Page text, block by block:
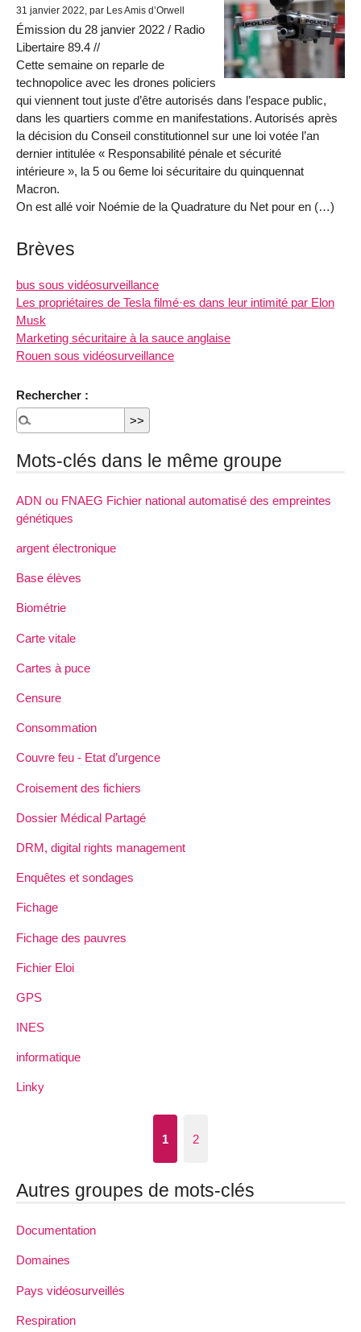
31 janvier 2022, par Les Amis d’Orwell
Émission du 28 janvier 2022 / Radio
Libertaire 89.4 //
Cette semaine on reparle de
technopolice avec les drones policiers
qui viennent tout juste d’être autorisés dans l’espace public,
dans les quartiers comme en manifestations. Autorisés après
la décision du Conseil constitutionnel sur une loi votée l’an
dernier intitulée « Responsabilité pénale et sécurité
intérieure », la 5 ou 6eme loi sécuritaire du quinquennat
Macron.
On est allé voir Noémie de la Quadrature du Net pour en (…)
Brèves
bus sous vidéosurveillance
Les propriétaires de Tesla filmé·es dans leur intimité par Elon
Musk
Marketing sécuritaire à la sauce anglaise
Rouen sous vidéosurveillance
Rechercher :
Mots-clés dans le même groupe
ADN ou FNAEG Fichier national automatisé des empreintes
génétiques
argent électronique
Base élèves
Biométrie
Carte vitale
Cartes à puce
Censure
Consommation
Couvre feu - Etat d’urgence
Croisement des fichiers
Dossier Médical Partagé
DRM, digital rights management
Enquêtes et sondages
Fichage
Fichage des pauvres
Fichier Eloi
GPS
INES
informatique
Linky
1 2
Autres groupes de mots-clés
Documentation
Domaines
Pays vidéosurveillés
Respiration